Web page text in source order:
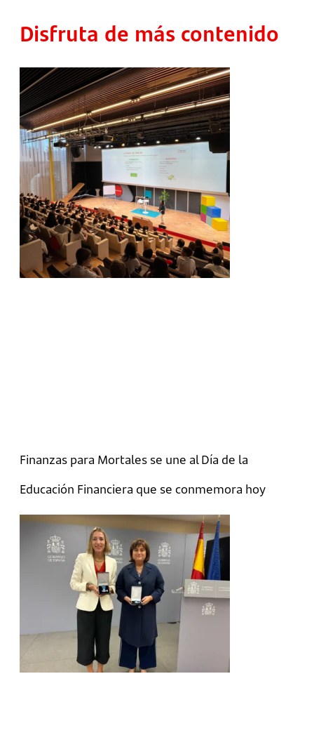
Disfruta de más contenido
Finanzas para Mortales se une al Día de la
Educación Financiera que se conmemora hoy